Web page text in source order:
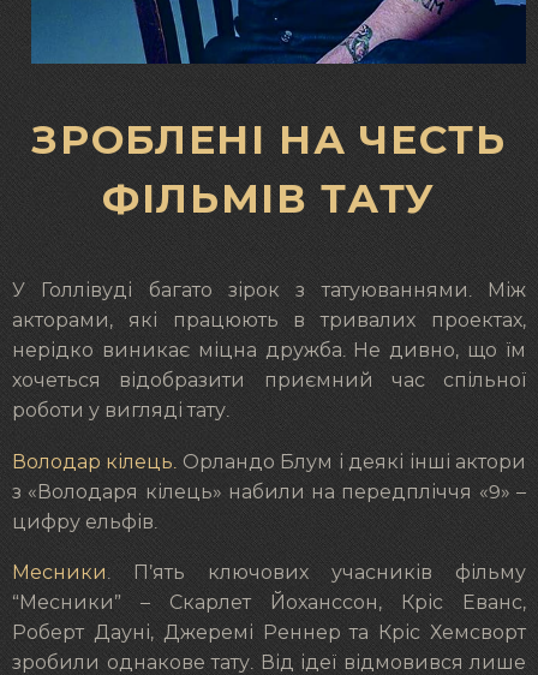
ЗРОБЛЕНІ НА ЧЕСТЬ
ФІЛЬМІВ ТАТУ
У Голлівуді багато зірок з татуюваннями. Між
акторами, які працюють в тривалих проектах,
нерідко виникає міцна дружба. Не дивно, що їм
хочеться відобразити приємний час спільної
роботи у вигляді тату.
Володар кілець.
Орландо Блум і деякі інші актори
з «Володаря кілець» набили на передпліччя «9» –
цифру ельфів.
Месники
. П’ять ключових учасників фільму
“Месники” – Скарлет Йоханссон, Кріс Еванс,
Роберт Дауні, Джеремі Реннер та Кріс Хемсворт
зробили однакове тату. Від ідеї відмовився лише